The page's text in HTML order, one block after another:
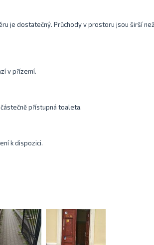
je dostatečný. Průchody v prostoru jsou širší
v přízemí.
přístupná toaleta.
k dispozici.